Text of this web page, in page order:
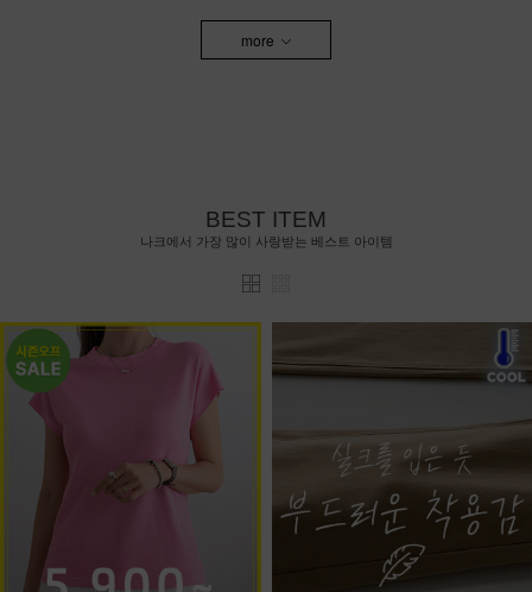
more
BEST ITEM
나크에서 가장 많이 사랑받는 베스트 아이템